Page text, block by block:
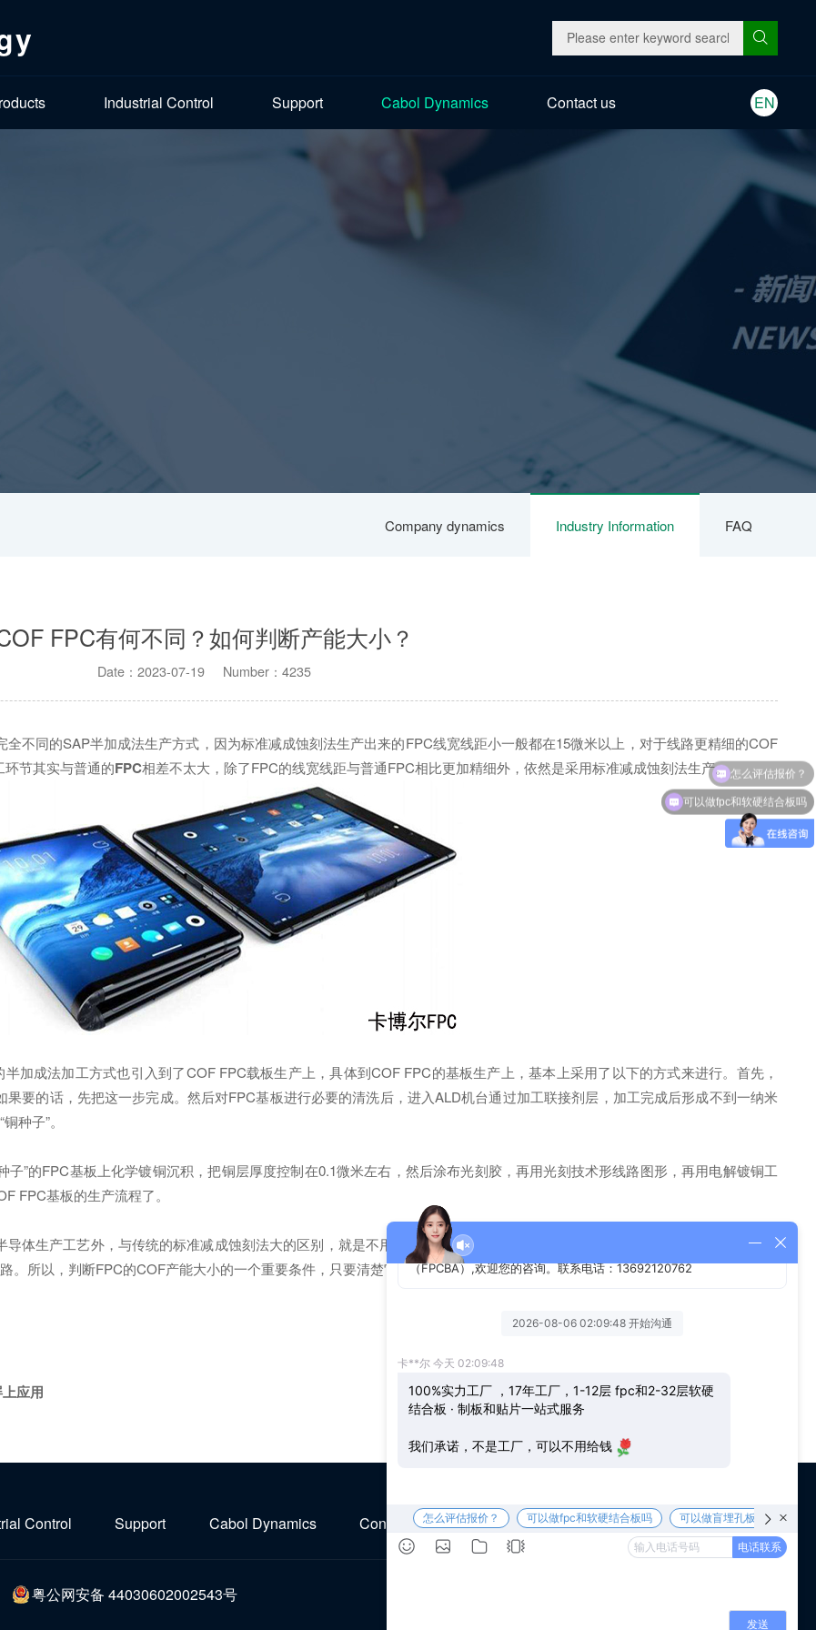
Industrial Control Support Cabol Dynamics Contact us EN
Company dynamics Industry Information FAQ
FPC有何不同？如何判断产能大小？
Date：2023-07-19 Number：4235
不同的SAP半加成法生产方式，因为标准减成蚀刻法生产出来的FPC线宽线距小一般都在15微米以上，对于线路更精细的COF
节其实与普通的FPC相差不太大，除了FPC的线宽线距与普通FPC相比更加精细外，依然是采用标准减成蚀刻法生产。
加成法加工方式也引入到了COF FPC载板生产上，具体到COF FPC的基板生产上，基本上采用了以下的方式来进行。首先，
要的话，先把这一步完成。然后对FPC基板进行必要的清洗后，进入ALD机台通过加工联接剂层，加工完成后形成不到一纳米
种子”。
”的FPC基板上化学镀铜沉积，把铜层厚度控制在0.1微米左右，然后涂布光刻胶，再用光刻技术形线路图形，再用电解镀铜工
FPC基板的生产流程了。
体生产工艺外，与传统的标准减成蚀刻法大的区别，就是不用在基板上层压压延铜作为导电层，而是采用了化学沉积镀铜来形
。所以，判断FPC的COF产能大小的一个重要条件，只要清楚它采购了多少ALD机台就知道了。
应用
Control Support Cabol Dynamics Contact us
粤公网安备 44030602002543号
WeChat
怎么评估报价？
可以做fpc和软硬结合板吗